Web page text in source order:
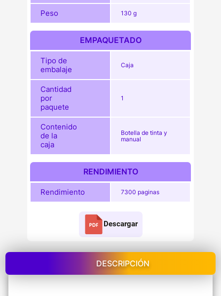
Peso 130 g
EMPAQUETADO
Tipo de
embalaje
Caja
Cantidad
por
paquete
1
Contenido
de la
caja
Botella de tinta y
manual
RENDIMIENTO
Rendimiento 7300 paginas
Descargar
DESCRIPCIÓN